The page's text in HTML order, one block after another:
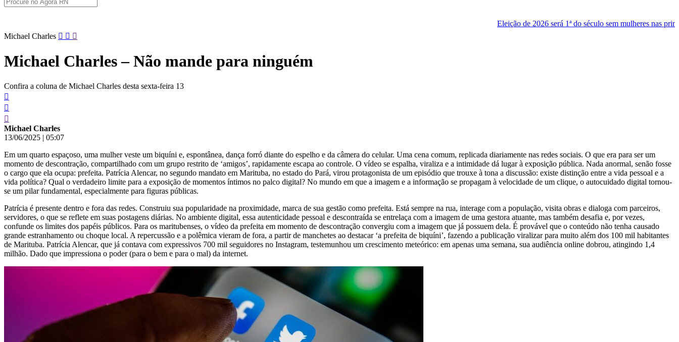
Eleição de 2026 será 1ª do século sem mulheres nas principais chapas
Pular
conteúdo
Michael Charles
Michael Charles – Não mande para ninguém
Confira a coluna de Michael Charles desta sexta-feira 13
Michael Charles
13/06/2025 | 05:07
Em um quarto espaçoso, uma mulher veste um biquíni e, espontânea, dança forró diante do espelho e da câmera do celular. Uma cena comum, replicada diariamente nas redes sociais. O que era para ser um
momento de descontração, compartilhado com um grupo restrito de ‘amigos’, rapidamente escapa ao controle. O vídeo se espalha, viraliza e a intimidade dá lugar à exposição pública. Nada anormal, senão fosse
o cargo que ela ocupa: prefeita. Patrícia Alencar, no segundo mandato em Marituba, no estado do Pará, virou protagonista de um episódio que trouxe à tona a discussão: existe distinção entre a vida pessoal e a
vida política? Qual o verdadeiro limite para a exposição de momentos íntimos no palco digital? No mundo em que a imagem e a informação se propagam à velocidade de um clique, o autocuidado digital tornou-
se um pilar fundamental, especialmente para figuras públicas.
Patrícia é presente dentro e fora das redes. Construiu sua popularidade na proximidade, marca de sua gestão como prefeita. Está sempre na rua, interage com a população, visita obras e dialoga com parceiros,
servidores, o que se reflete em suas postagens diárias. No ambiente digital, essa autenticidade pessoal e descontraída se entrelaça com a imagem de uma gestora atuante, mas também desafia e, por vezes,
confunde os limites dos papéis públicos. Para os maritubenses, o vídeo da prefeita em momento de descontração convergiu com a imagem que já possuem dela. É provável que o conteúdo não tenha causado
grande estranhamento ou choque local. A repercussão e a polêmica vieram de fora, a partir de manchetes ao destacar ‘a prefeita de biquíni’, fazendo a publicação viralizar para muito além dos 100 mil habitantes
de Marituba. Patrícia Alencar, que já contava com expressivos 700 mil seguidores no Instagram, testemunhou um crescimento meteórico: em apenas uma semana, sua audiência online dobrou, atingindo 1,4
milhão. Dado que impressiona o poder (para o bem e para o mal) da internet.